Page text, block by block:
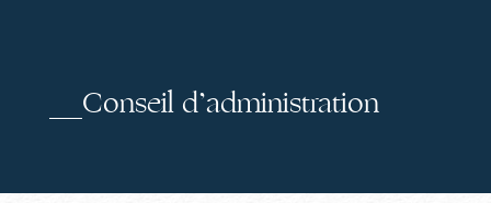
Conseil d’administration